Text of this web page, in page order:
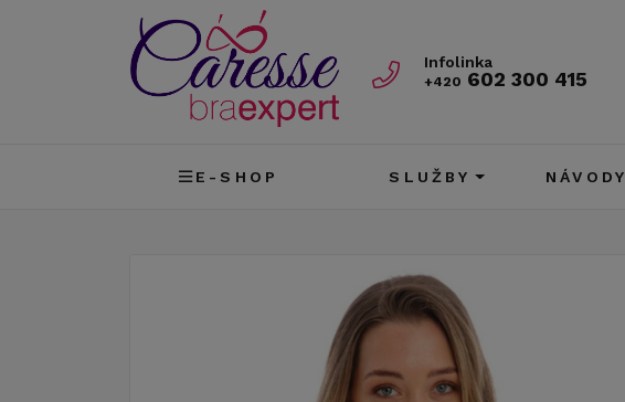
Infolinka
+420 602 300 415
E-SHOP SLUŽBY NÁVODY